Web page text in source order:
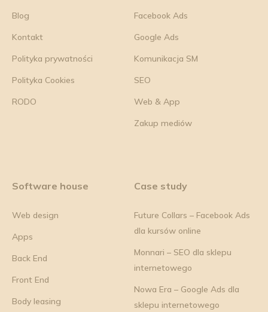
Blog
Kontakt
Polityka prywatności
Polityka Cookies
RODO
Facebook Ads
Google Ads
Komunikacja SM
SEO
Web & App
Zakup mediów
Software house
Web design
Apps
Back End
Front End
Body leasing
Case study
Future Collars – Facebook Ads
dla kursów online
Monnari – SEO dla sklepu
internetowego
Nowa Era – Google Ads dla
sklepu internetowego